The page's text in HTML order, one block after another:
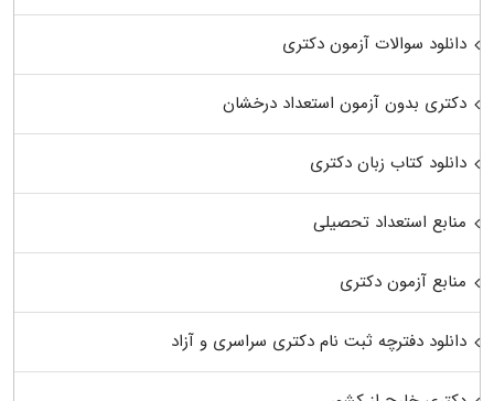
دانلود سوالات آزمون دکتری
دکتری بدون آزمون استعداد درخشان
دانلود کتاب زبان دکتری
منابع استعداد تحصیلی
منابع آزمون دکتری
دانلود دفترچه ثبت نام دکتری سراسری و آزاد